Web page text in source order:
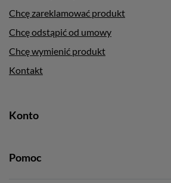
Chcę zareklamować produkt
Chcę odstąpić od umowy
Chcę wymienić produkt
Kontakt
Konto
Pomoc